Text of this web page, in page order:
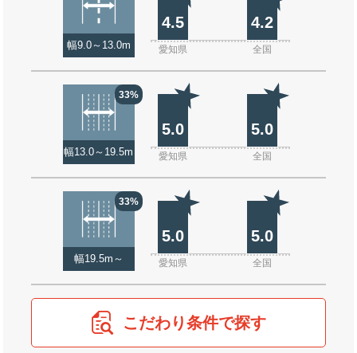
幅9.0～13.0m
4.5 4.2
愛知県 全国
33%
幅13.0～19.5m
5.0 5.0
愛知県 全国
33%
幅19.5m～
5.0 5.0
愛知県 全国
こだわり条件で探す